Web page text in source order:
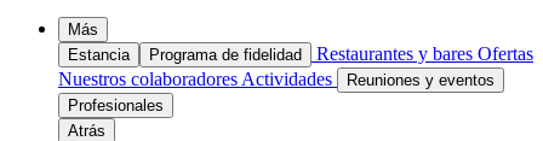
Más
Estancia
Programa de fidelidad Restaurantes y bares Ofertas
Nuestros colaboradores Actividades
Reuniones y eventos
Profesionales
Atrás